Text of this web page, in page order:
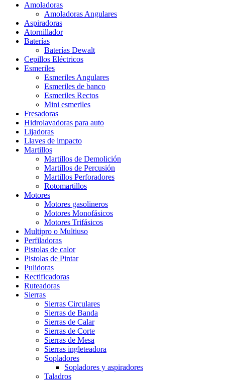
Amoladoras
Amoladoras Angulares
Aspiradoras
Atornillador
Baterías
Baterías Dewalt
Cepillos Eléctricos
Esmeriles
Esmeriles Angulares
Esmeriles de banco
Esmeriles Rectos
Mini esmeriles
Fresadoras
Hidrolavadoras para auto
Lijadoras
Llaves de impacto
Martillos
Martillos de Demolición
Martillos de Percusión
Martillos Perforadores
Rotomartillos
Motores
Motores gasolineros
Motores Monofásicos
Motores Trifásicos
Multipro o Multiuso
Perfiladoras
Pistolas de calor
Pistolas de Pintar
Pulidoras
Rectificadoras
Ruteadoras
Sierras
Sierras Circulares
Sierras de Banda
Sierras de Calar
Sierras de Corte
Sierras de Mesa
Sierras ingleteadora
Sopladores
Sopladores y aspiradores
Taladros